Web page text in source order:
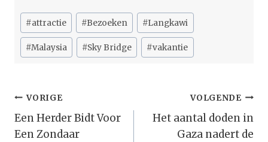
Bericht
tags:
#attractie #Bezoeken #Langkawi
#Malaysia #Sky Bridge #vakantie
Bericht
Navigatie
VORIGE
Een Herder Bidt Voor
Een Zondaar
VOLGENDE
Het aantal doden in
Gaza nadert de